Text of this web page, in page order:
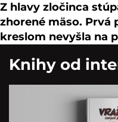
Z hlavy zločinca
zhorené mäso. Prvá
kreslom nevyšla na
Knihy od